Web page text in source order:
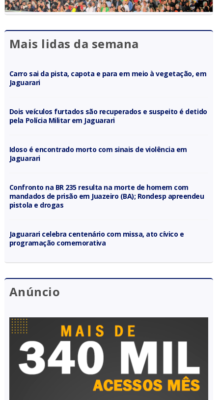
Mais lidas da semana
Carro sai da pista, capota e para em meio à vegetação, em
Jaguarari
Dois veículos furtados são recuperados e suspeito é detido
pela Polícia Militar em Jaguarari
Idoso é encontrado morto com sinais de violência em
Jaguarari
Confronto na BR 235 resulta na morte de homem com
mandados de prisão em Juazeiro (BA); Rondesp apreendeu
pistola e drogas
Jaguarari celebra centenário com missa, ato cívico e
programação comemorativa
Anúncio